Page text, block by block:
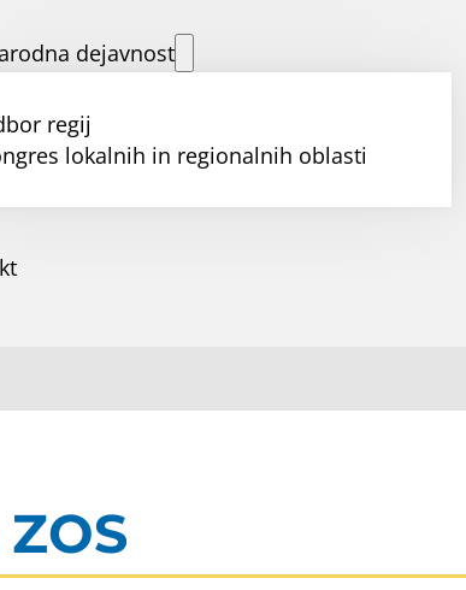
dejavnost
regij
lokalnih in regionalnih oblasti